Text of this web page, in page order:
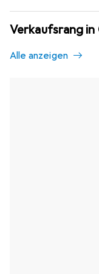
Verkaufsrang
Alle anzeigen